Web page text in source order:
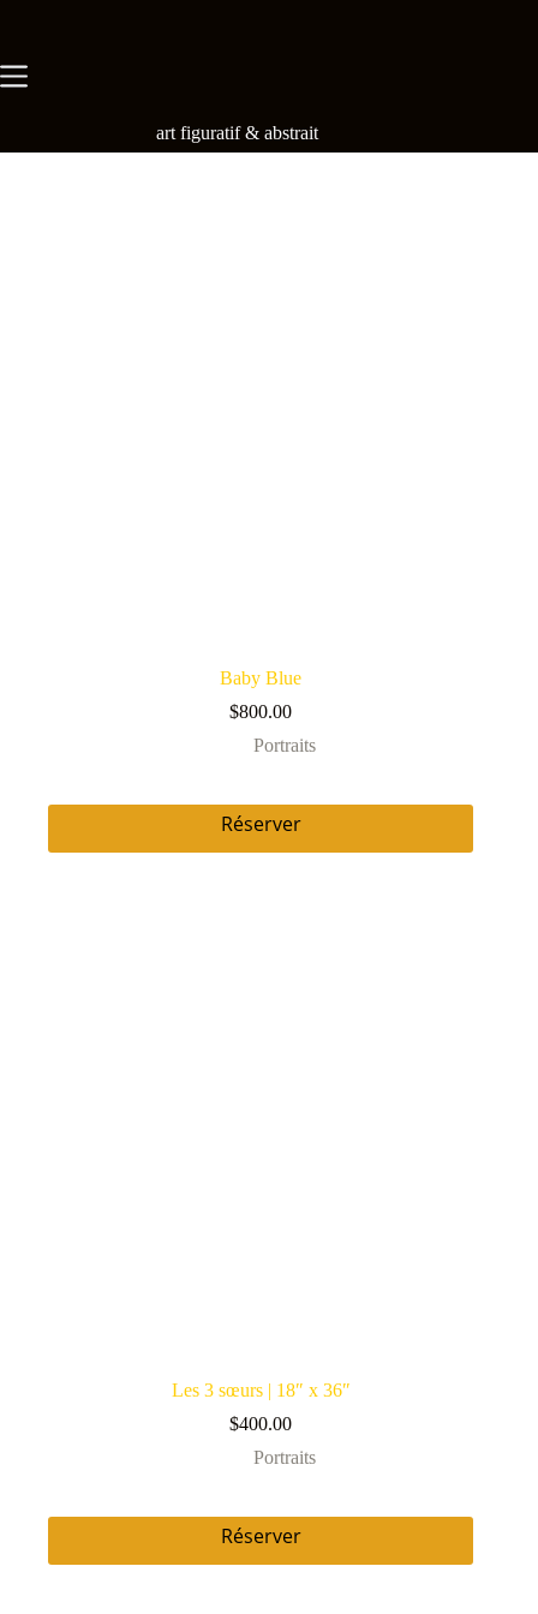
art figuratif & abstrait
Baby Blue
$800.00
Portraits
Réserver
Les 3 sœurs | 18″ x 36″
$400.00
Portraits
Réserver